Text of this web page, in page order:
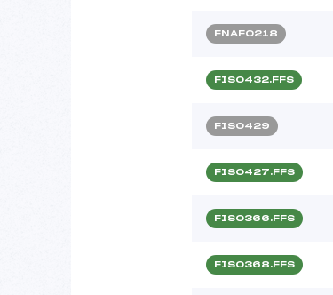
FNAF0218
FIS0432.FFS
FIS0429
FIS0427.FFS
FIS0366.FFS
FIS0368.FFS